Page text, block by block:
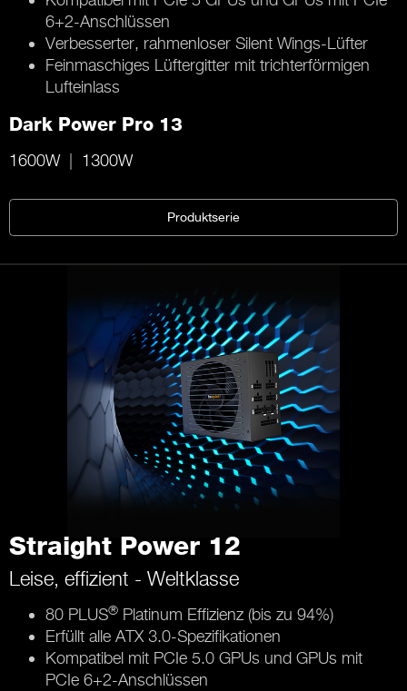
6+2-Anschlüssen
Verbesserter, rahmenloser Silent Wings-Lüfter
Feinmaschiges Lüftergitter mit trichterförmigen
Lufteinlass
Dark Power Pro 13
1600W 1300W
Produktserie
Straight Power 12
Leise, effizient - Weltklasse
80 PLUS® Platinum Effizienz (bis zu 94%)
Erfüllt alle ATX 3.0-Spezifikationen
Kompatibel mit PCIe 5.0 GPUs und GPUs mit
PCIe 6+2-Anschlüssen